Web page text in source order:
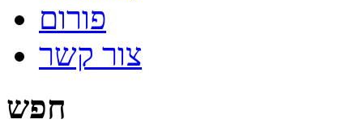
פורום
צור קשר
חפש